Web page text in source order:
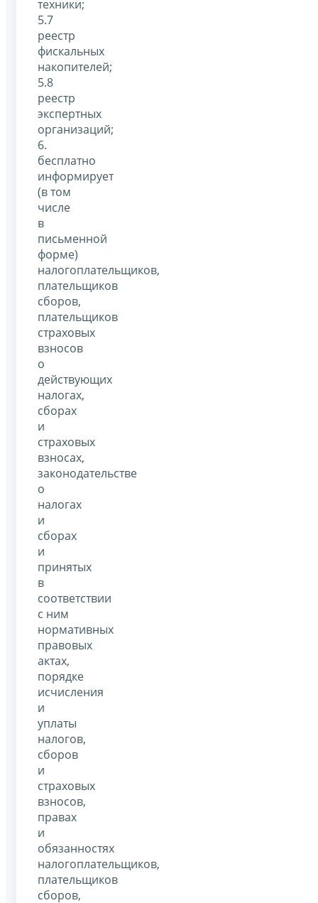
техники;
5.7
реестр
фискальных
накопителей;
5.8
реестр
экспертных
организаций;
6.
бесплатно
информирует
(в том
числе
в
письменной
форме)
налогоплательщиков,
плательщиков
сборов,
плательщиков
страховых
взносов
о
действующих
налогах,
сборах
и
страховых
взносах,
законодательстве
о
налогах
и
сборах
и
принятых
в
соответствии
с ним
нормативных
правовых
актах,
порядке
исчисления
и
уплаты
налогов,
сборов
и
страховых
взносов,
правах
и
обязанностях
налогоплательщиков,
плательщиков
сборов,